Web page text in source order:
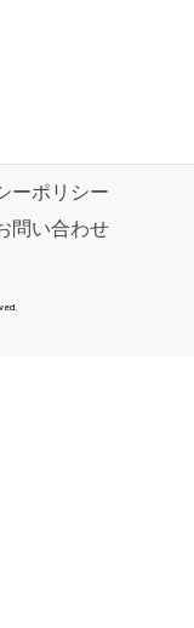
ーポリシー
問い合わせ